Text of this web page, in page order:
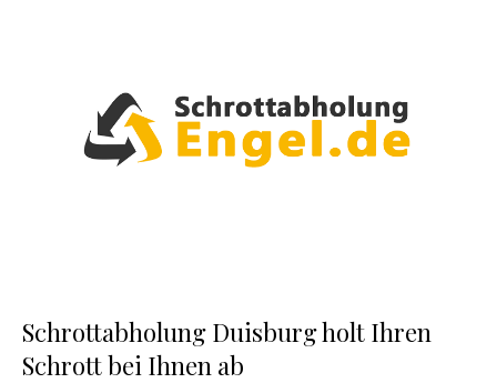
Schrottabholung Duisburg holt Ihren
Schrott bei Ihnen ab